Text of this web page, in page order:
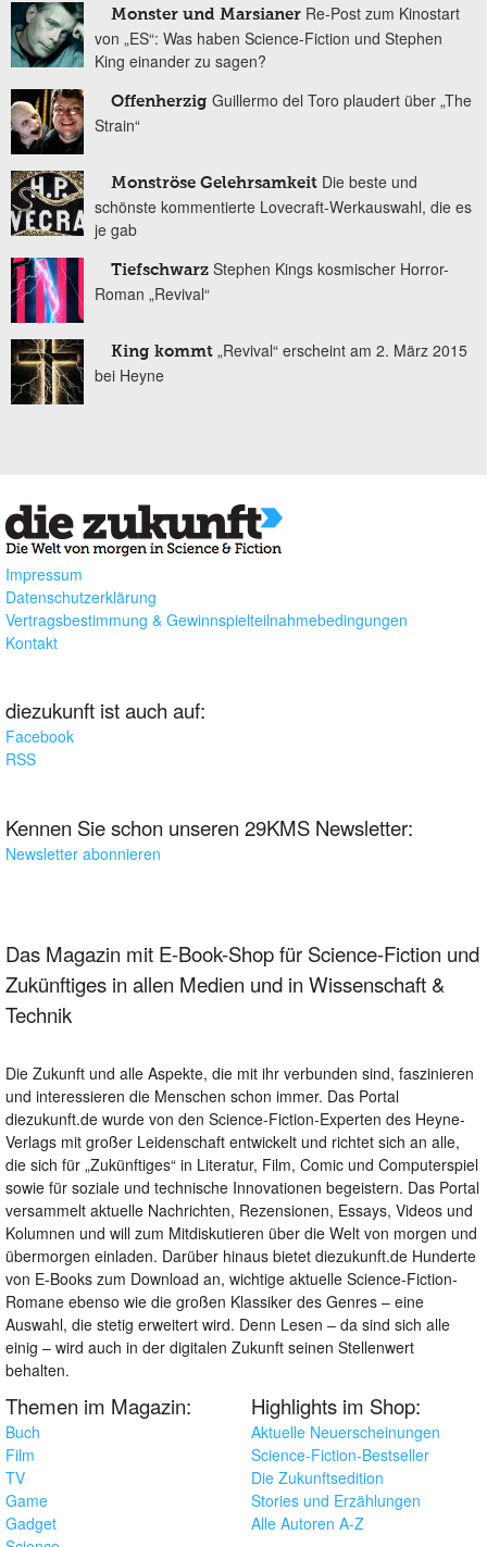
Monster und Marsianer Re-Post zum Kinostart
von „ES“: Was haben Science-Fiction und Stephen
King einander zu sagen?
Offenherzig Guillermo del Toro plaudert über „The
Strain“
Monströse Gelehrsamkeit Die beste und
schönste kommentierte Lovecraft-Werkauswahl, die es
je gab
Tiefschwarz Stephen Kings kosmischer Horror-
Roman „Revival“
King kommt „Revival“ erscheint am 2. März 2015
bei Heyne
Impressum
Datenschutzerklärung
Vertragsbestimmung & Gewinnspielteilnahmebedingungen
Kontakt
diezukunft ist auch auf:
Facebook
RSS
Kennen Sie schon unseren 29KMS Newsletter:
Newsletter abonnieren
Das Magazin mit E-Book-Shop für Science-Fiction und
Zukünftiges in allen Medien und in Wissenschaft &
Technik
Die Zukunft und alle Aspekte, die mit ihr verbunden sind, faszinieren
und interessieren die Menschen schon immer. Das Portal
diezukunft.de wurde von den Science-Fiction-Experten des Heyne-
Verlags mit großer Leidenschaft entwickelt und richtet sich an alle,
die sich für „Zukünftiges“ in Literatur, Film, Comic und Computerspiel
sowie für soziale und technische Innovationen begeistern. Das Portal
versammelt aktuelle Nachrichten, Rezensionen, Essays, Videos und
Kolumnen und will zum Mitdiskutieren über die Welt von morgen und
übermorgen einladen. Darüber hinaus bietet diezukunft.de Hunderte
von E-Books zum Download an, wichtige aktuelle Science-Fiction-
Romane ebenso wie die großen Klassiker des Genres – eine
Auswahl, die stetig erweitert wird. Denn Lesen – da sind sich alle
einig – wird auch in der digitalen Zukunft seinen Stellenwert
behalten.
Themen im Magazin:
Buch
Film
TV
Game
Gadget
Highlights im Shop:
Aktuelle Neuerscheinungen
Science-Fiction-Bestseller
Die Zukunftsedition
Stories und Erzählungen
Alle Autoren A-Z